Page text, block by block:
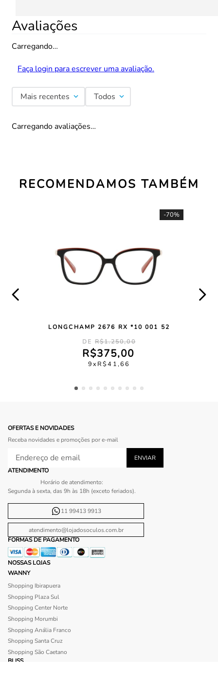
Avaliações
Carregando…
Faça login para escrever uma avaliação.
Mais recentes Todos
Carregando avaliações…
RECOMENDAMOS TAMBÉM
-70%
LONGCHAMP 2676 RX *10 001 52
R$1.250,00
R$375,00
9 R$41,66
OFERTAS E NOVIDADES
Receba novidades e promoções por e-mail
ATENDIMENTO
Horário de atendimento:
Segunda à sexta, das 9h às 18h (exceto feriados).
11 99413 9913
atendimento@lojadosoculos.com.br
FORMAS DE PAGAMENTO
NOSSAS LOJAS
WANNY
Shopping Ibirapuera
Shopping Plaza Sul
Shopping Center Norte
Shopping Morumbi
Shopping Anália Franco
Shopping Santa Cruz
Shopping São Caetano
BLISS